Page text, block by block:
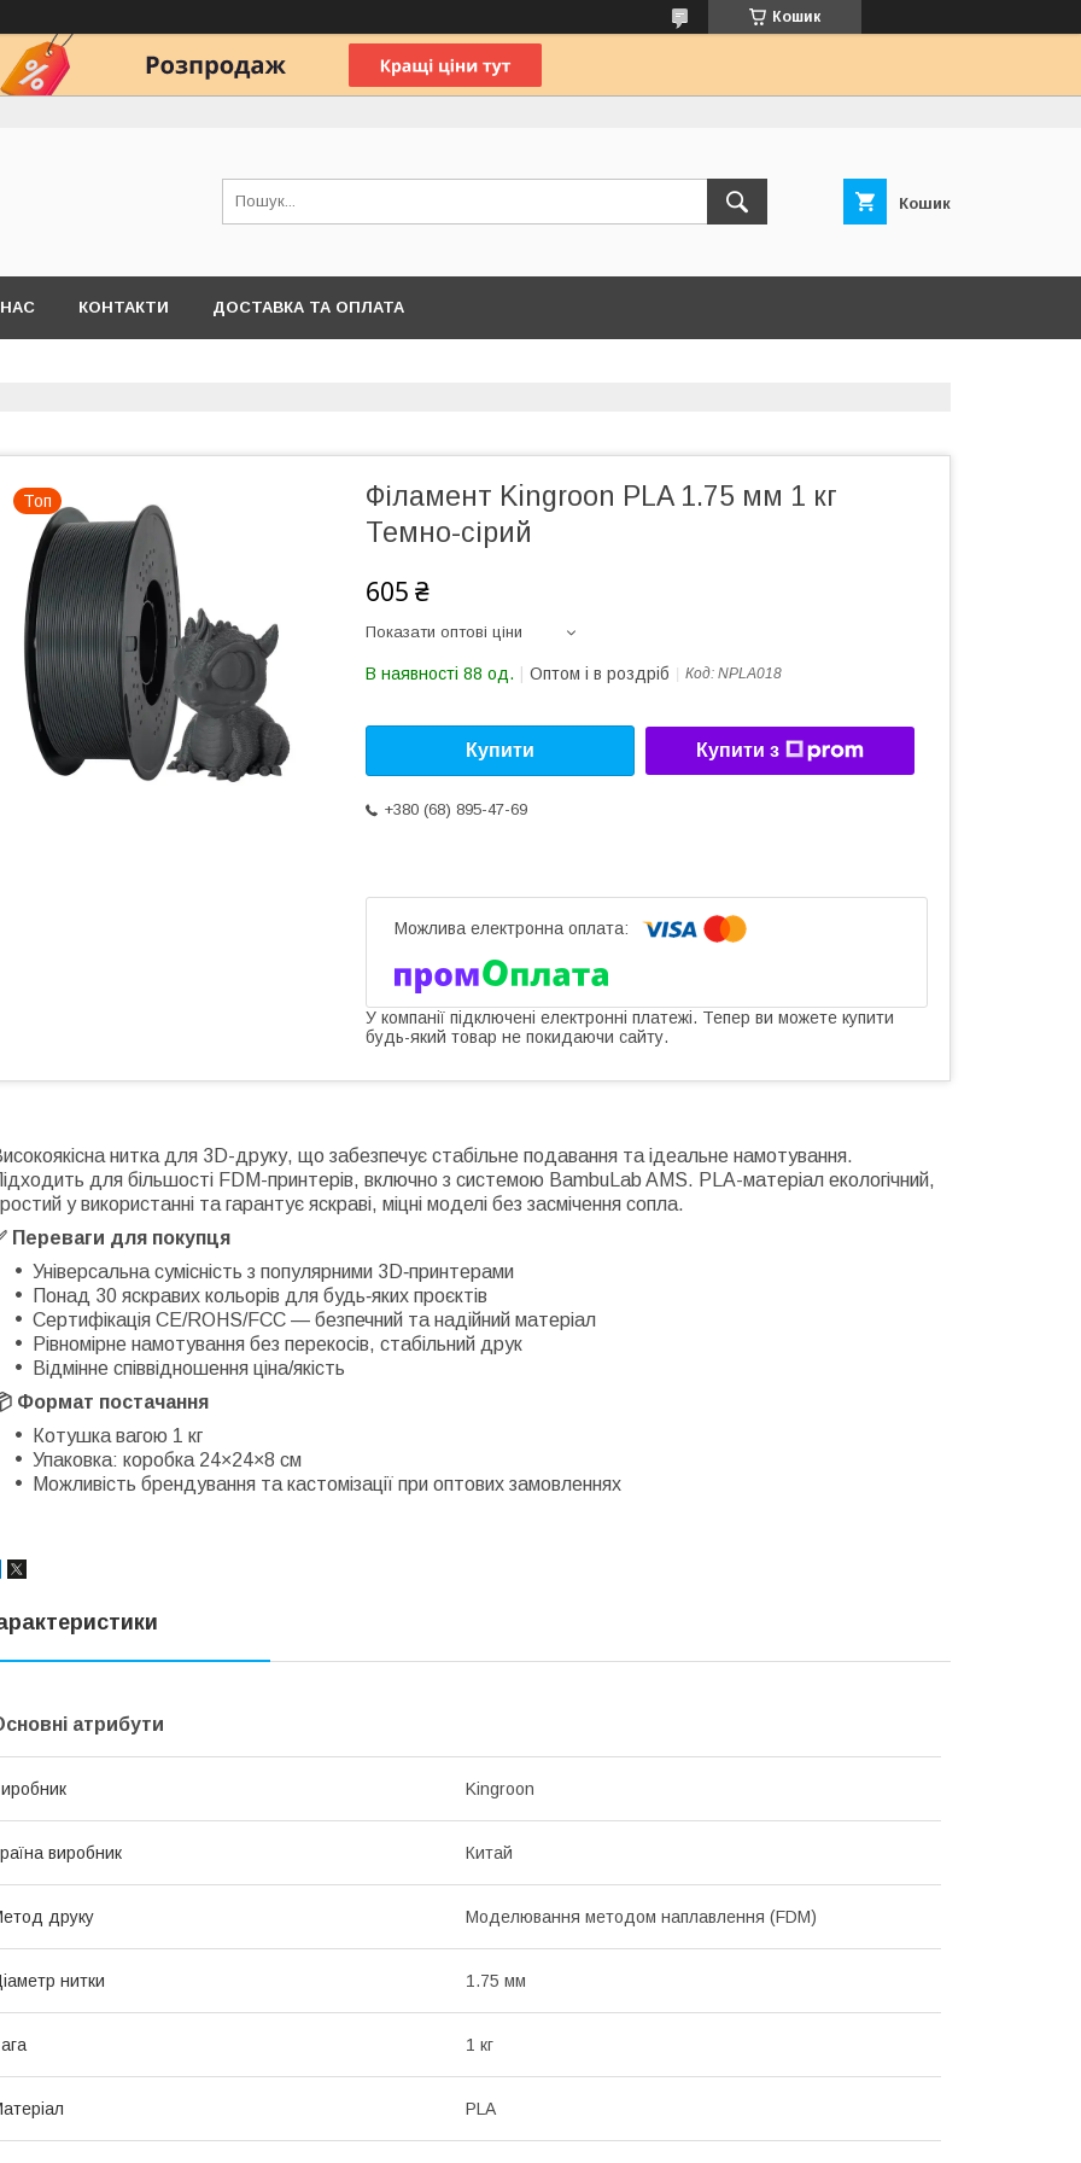
Кошик
Кошик
КОНТАКТИ ДОСТАВКА ТА ОПЛАТА
Топ
Філамент Kingroon PLA 1.75 мм 1 кг
Темно-сірий
605 ₴
Показати оптові ціни
В наявності 88 од. Оптом і в роздріб Код: NPLA018
Купити Купити з
+380 (68) 895-47-69
У компанії підключені електронні платежі. Тепер ви можете купити
будь-який товар не покидаючи сайту.
нитка для 3D-друку, що забезпечує стабільне подавання та ідеальне намотування.
для більшості FDM-принтерів, включно з системою BambuLab AMS. PLA-матеріал екологічний,
у використанні та гарантує яскраві, міцні моделі без засмічення сопла.
Переваги для покупця
Універсальна сумісність з популярними 3D‑принтерами
Понад 30 яскравих кольорів для будь‑яких проєктів
Сертифікація CE/ROHS/FCC — безпечний та надійний матеріал
Рівномірне намотування без перекосів, стабільний друк
Відмінне співвідношення ціна/якість
Формат постачання
Котушка вагою 1 кг
Упаковка: коробка 24×24×8 см
Можливість брендування та кастомізації при оптових замовленнях
атрибути
Kingroon
виробник Китай
друку Моделювання методом наплавлення (FDM)
нитки 1.75 мм
1 кг
PLA